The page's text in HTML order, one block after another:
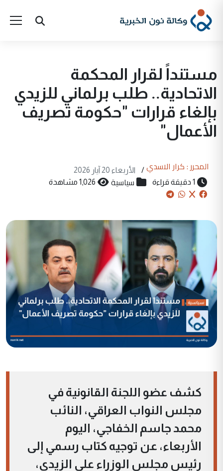
مستنداً لقرار المحكمة
الاتحادية.. طلب برلماني للزيدي
بإلغاء قرارات "حكومة تصريف
الأعمال"
المحرر : كرار الاسدي /
الأربعاء 20 آيار 2026
1 دقيقة قراءة
سياسية 1,026 مشاهدة
كشف عضو اللجنة القانونية في
مجلس النواب العراقي، النائب
محمد جاسم الخفاجي، اليوم
الأربعاء، عن توجيه كتاب رسمي إلى
رئيس مجلس الوزراء علي الزيدي،